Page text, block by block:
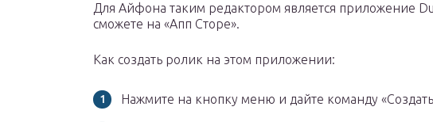
Для Айфона таким редактором является приложение
сможете на «Апп Сторе».
Как создать ролик на этом приложении:
Нажмите на кнопку меню и дайте команду